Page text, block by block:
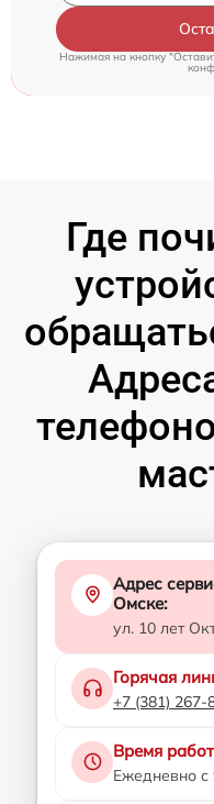
Нажимая на кнопку
Где
Адрес
Омске:
ул. 10 лет
Горячая
+7 (381) 267-
Время
Ежедневно с